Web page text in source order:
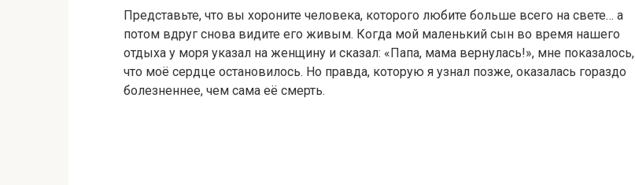
Представьте, что вы хороните человека, которого любите больше всего на свете… а
потом вдруг снова видите его живым. Когда мой маленький сын во время нашего
отдыха у моря указал на женщину и сказал: «Папа, мама вернулась!», мне показалось,
что моё сердце остановилось. Но правда, которую я узнал позже, оказалась гораздо
болезненнее, чем сама её смерть.